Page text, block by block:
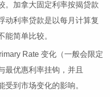
。加拿大固定利率按揭贷款
动利率贷款是以每月计算复
能简单比较。
Rate 变化（一般会限定
最优惠利率挂钩，并且
到市场变化的影响。